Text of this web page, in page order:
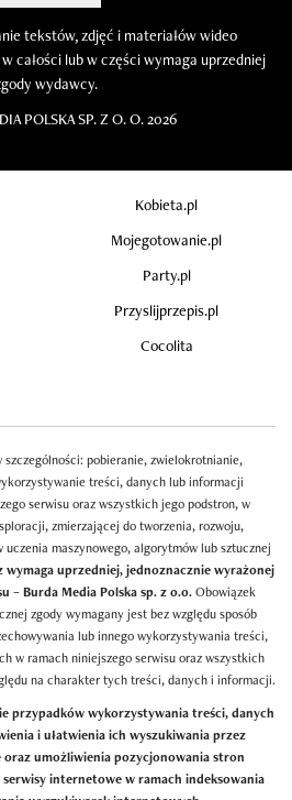
tekstów, zdjęć i materiałów wideo
całości lub w części wymaga uprzedniej
wydawcy.
POLSKA SP. Z O. O. 2026
Kobieta.pl
Mojegotowanie.pl
Party.pl
Przyslijprzepis.pl
Cocolita
pobieranie, zwielokrotnianie,
treści, danych lub informacji
serwisu oraz wszystkich jego podstron, w
zmierzającej do tworzenia, rozwoju,
maszynowego, algorytmów lub sztucznej
uprzedniej, jednoznacznie wyrażonej
– Burda Media Polska sp. z o.o.Obowiązek
zgody wymagany jest bez względu sposób
lub innego wykorzystywania treści,
w ramach niniejszego serwisu oraz wszystkich
na charakter tych treści, danych i informacji.
przypadków wykorzystywania treści, danych
i ułatwienia ich wyszukiwania przez
umożliwienia pozycjonowania stron
internetowe w ramach indeksowania